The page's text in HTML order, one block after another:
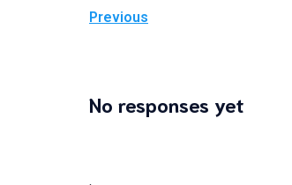
Previous
No responses yet